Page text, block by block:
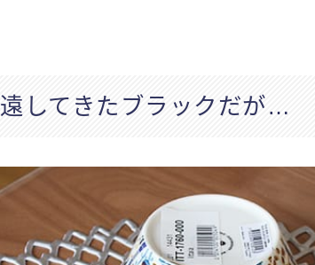
してきたブラックだが…